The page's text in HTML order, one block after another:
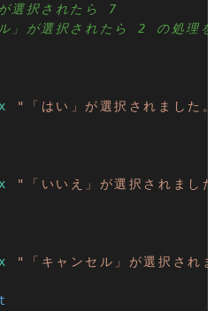
選択されたら 7
」が選択されたら 2 の処理を
"「はい」が選択されました
"「いいえ」が選択されまし
"「キャンセル」が選択され